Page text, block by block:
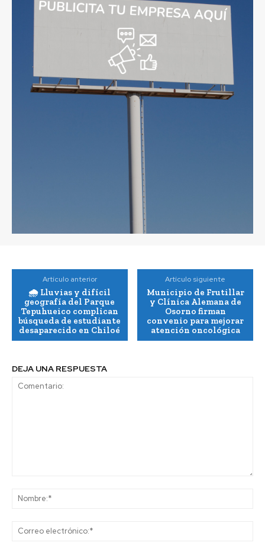
Artículo anterior
🌧️ Lluvias y difícil
geografía del Parque
Tepuhueico complican
búsqueda de estudiante
desaparecido en Chiloé
Artículo siguiente
Municipio de Frutillar
y Clínica Alemana de
Osorno firman
convenio para mejorar
atención oncológica
DEJA UNA RESPUESTA